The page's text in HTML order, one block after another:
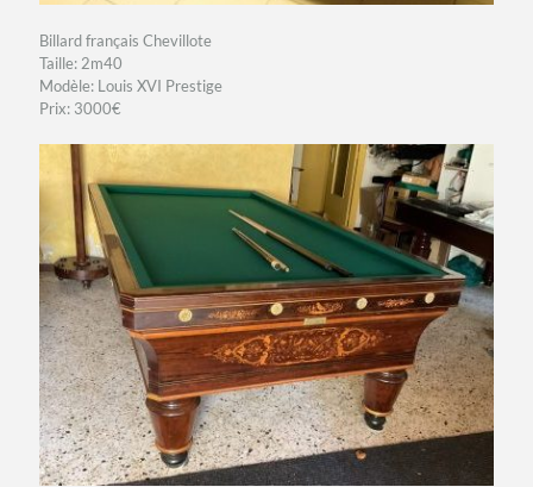
Billard français Chevillote
Taille: 2m40
Modèle: Louis XVI Prestige
Prix: 3000€